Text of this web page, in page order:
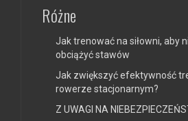
Różne
Jak trenować na siłowni, aby
obciążyć stawów
Jak zwiększyć efektywność
rowerze stacjonarnym?
Z UWAGI NA